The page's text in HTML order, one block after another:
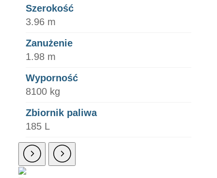
Szerokość
3.96 m
Zanużenie
1.98 m
Wyporność
8100 kg
Zbiornik paliwa
185 L